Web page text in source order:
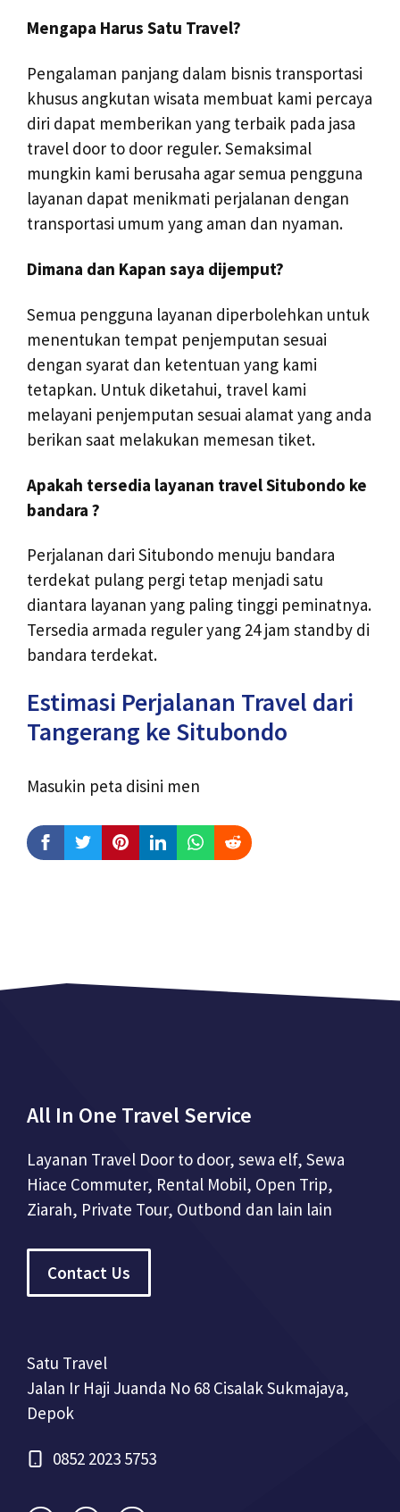
Mengapa Harus Satu Travel?
Pengalaman panjang dalam bisnis transportasi
khusus angkutan wisata membuat kami percaya
diri dapat memberikan yang terbaik pada jasa
travel door to door reguler. Semaksimal
mungkin kami berusaha agar semua pengguna
layanan dapat menikmati perjalanan dengan
transportasi umum yang aman dan nyaman.
Dimana dan Kapan saya dijemput?
Semua pengguna layanan diperbolehkan untuk
menentukan tempat penjemputan sesuai
dengan syarat dan ketentuan yang kami
tetapkan. Untuk diketahui, travel kami
melayani penjemputan sesuai alamat yang anda
berikan saat melakukan memesan tiket.
Apakah tersedia layanan travel Situbondo ke
bandara ?
Perjalanan dari Situbondo menuju bandara
terdekat pulang pergi tetap menjadi satu
diantara layanan yang paling tinggi peminatnya.
Tersedia armada reguler yang 24 jam standby di
bandara terdekat.
Estimasi Perjalanan Travel dari
Tangerang ke Situbondo
Masukin peta disini men
All In One Travel Service
Layanan Travel Door to door, sewa elf, Sewa
Hiace Commuter, Rental Mobil, Open Trip,
Ziarah, Private Tour, Outbond dan lain lain
Contact Us
Satu Travel
Jalan Ir Haji Juanda No 68 Cisalak Sukmajaya,
Depok
0852 2023 5753